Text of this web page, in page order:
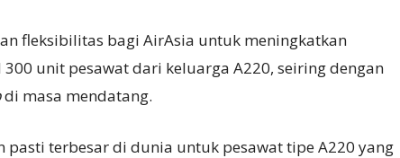
fleksibilitas bagi AirAsia untuk meningkatkan
unit pesawat dari keluarga A220, seiring dengan
di masa mendatang.
pasti terbesar di dunia untuk pesawat tipe A220 yang